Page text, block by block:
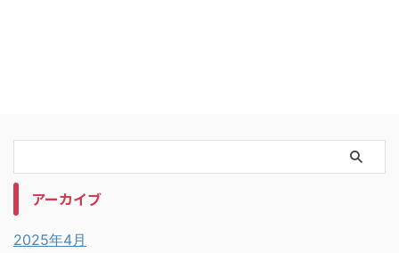
アーカイブ
2025年4月